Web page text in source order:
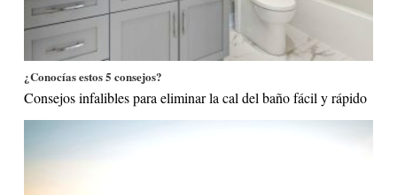
¿Conocías estos 5 consejos?
Consejos infalibles para eliminar la cal del baño fácil y rápido